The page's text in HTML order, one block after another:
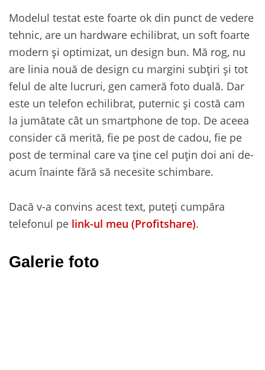
Modelul testat este foarte ok din punct de vedere
tehnic, are un hardware echilibrat, un soft foarte
modern și optimizat, un design bun. Mă rog, nu
are linia nouă de design cu margini subțiri și tot
felul de alte lucruri, gen cameră foto duală. Dar
este un telefon echilibrat, puternic și costă cam
la jumătate cât un smartphone de top. De aceea
consider că merită, fie pe post de cadou, fie pe
post de terminal care va ține cel puțin doi ani de-
acum înainte fără să necesite schimbare.
Dacă v-a convins acest text, puteți cumpăra
telefonul pe link-ul meu (Profitshare).
Galerie foto